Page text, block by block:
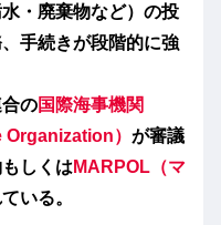
・廃棄物など）の投
手続きが段階的に強
の国際海事機関
） が審議
しくは MARPOL （マ
いる。